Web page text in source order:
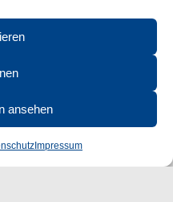
ansehen
Impressum